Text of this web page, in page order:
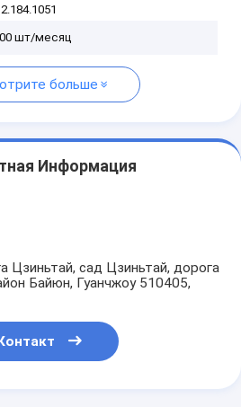
шт/месяц
больше
Информация
Цзиньтай, сад Цзиньтай, дорога
Байюн, Гуанчжоу 510405,